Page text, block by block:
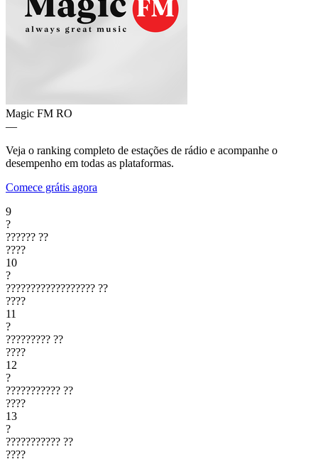
Magic FM RO
—
Veja o ranking completo de estações de rádio e acompanhe o
desempenho em todas as plataformas.
Comece grátis agora
9
?
?????? ??
????
10
?
?????????????????? ??
????
11
?
????????? ??
????
12
?
??????????? ??
????
13
?
??????????? ??
????